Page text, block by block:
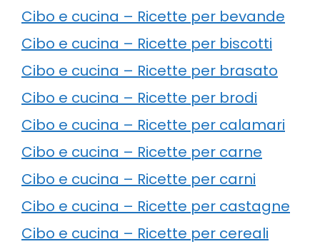
Cibo e cucina – Ricette per bevande
Cibo e cucina – Ricette per biscotti
Cibo e cucina – Ricette per brasato
Cibo e cucina – Ricette per brodi
Cibo e cucina – Ricette per calamari
Cibo e cucina – Ricette per carne
Cibo e cucina – Ricette per carni
Cibo e cucina – Ricette per castagne
Cibo e cucina – Ricette per cereali